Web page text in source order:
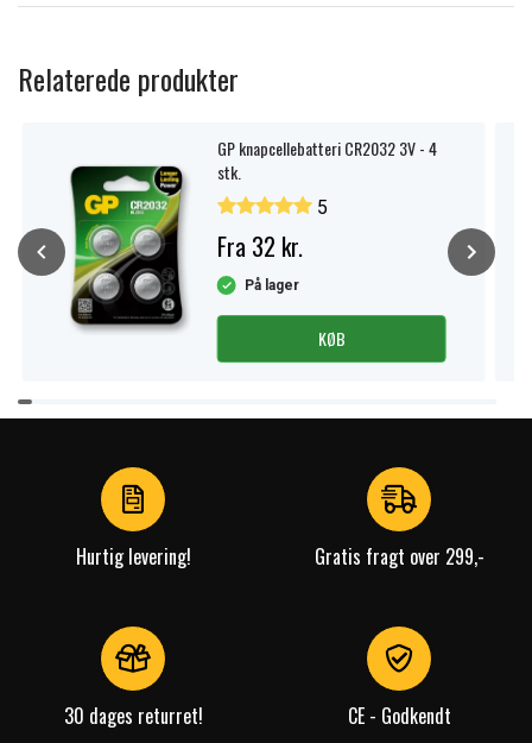
Relaterede produkter
GP knapcellebatteri CR2032 3V - 4
stk.
5
Fra 32 kr.
På lager
KØB
Item
1
Hurtig levering! Gratis fragt over 299,-
30 dages returret! CE - Godkendt